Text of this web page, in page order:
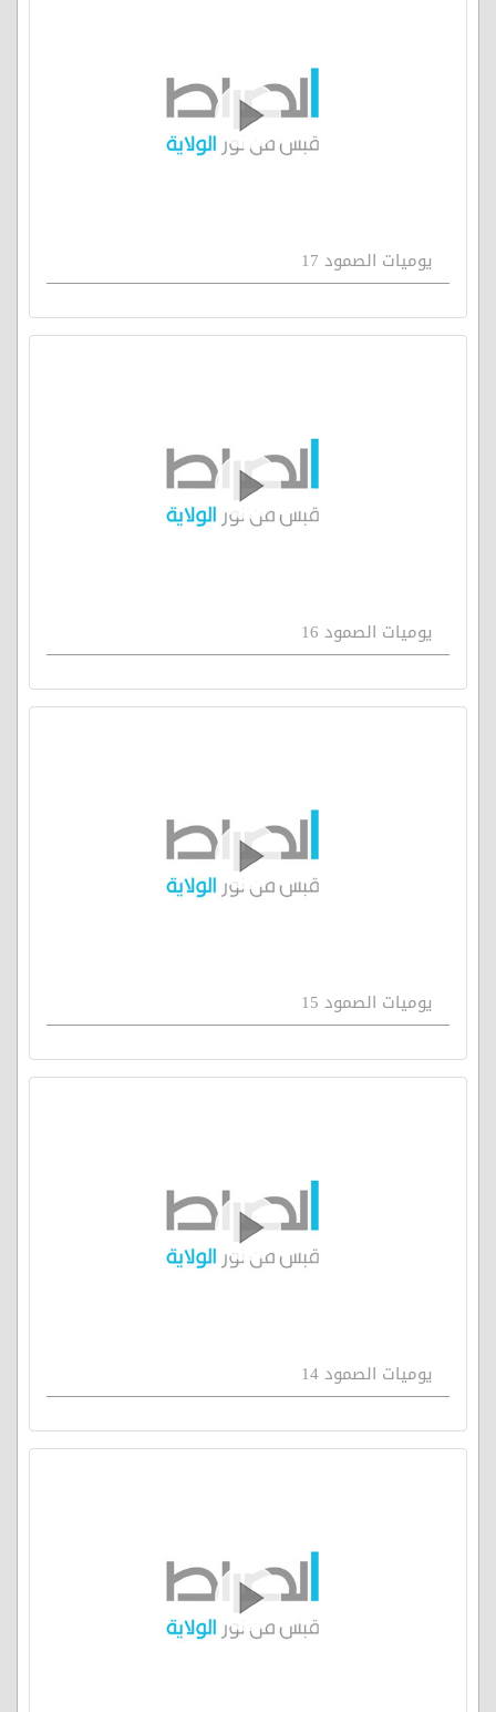
يوميات الصمود 17
يوميات الصمود 16
يوميات الصمود 15
يوميات الصمود 14